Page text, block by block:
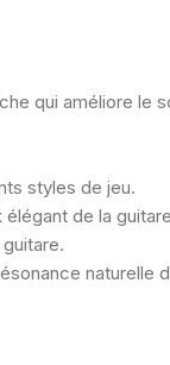
qui améliore le
styles de jeu.
de la